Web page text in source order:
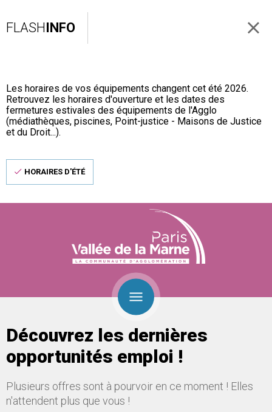
FLASHINFO
Les horaires de vos équipements changent cet été 2026.
Retrouvez les horaires d'ouverture et les dates des
fermetures estivales des équipements de l'Agglo
(médiathèques, piscines, Point-justice - Maisons de Justice
et du Droit...).
HORAIRES D'ÉTÉ
Découvrez les dernières
opportunités emploi !
Plusieurs offres sont à pourvoir en ce moment ! Elles
n'attendent plus que vous !